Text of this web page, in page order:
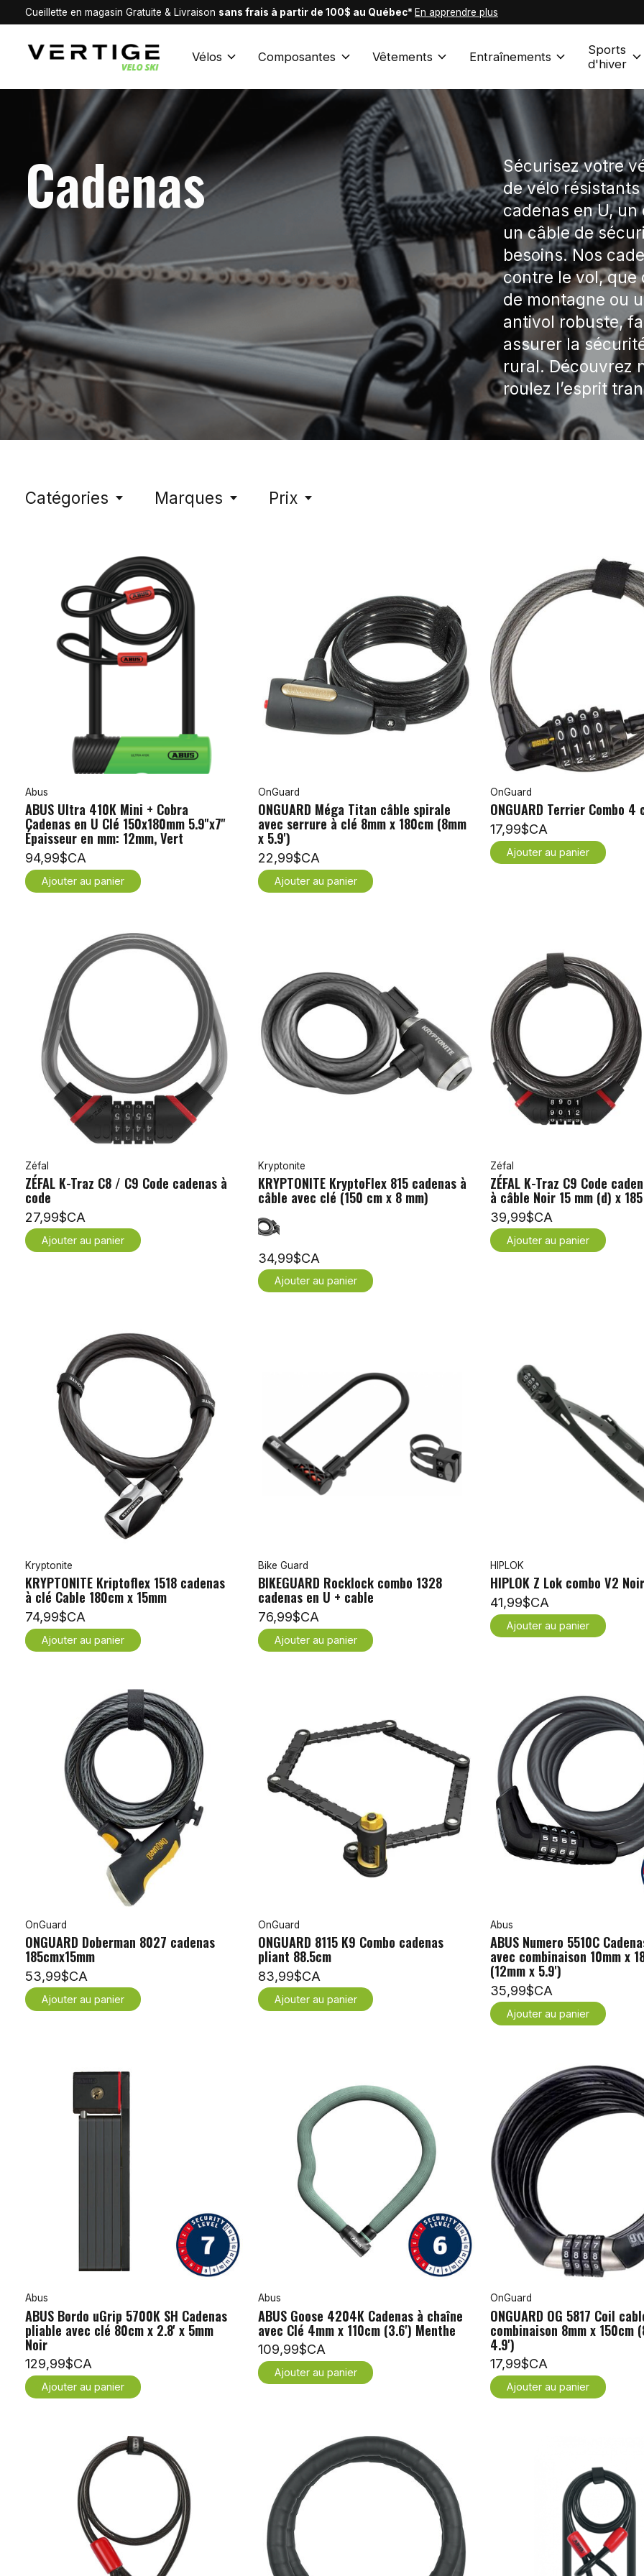
Cueillette en magasin Gratuite & Livraison sans frais à partir de 100$ au Québec* En apprendre plus
Vélos Composantes Vêtements Entraînements
Sports
d'hiver
Cadenas
Sécurisez votre
de vélo
cadenas en U,
un câble de
besoins. Nos
contre le vol, que
de montagne ou
antivol robuste,
assurer la
rural. Découvrez
roulez l’esprit
Catégories Marques Prix
Abus
ABUS Ultra 410K Mini + Cobra
Cadenas en U Clé 150x180mm 5.9''x7''
Épaisseur en mm: 12mm, Vert
94,99$CA
Ajouter au panier
OnGuard
ONGUARD Méga Titan câble spirale
avec serrure à clé 8mm x 180cm (8mm
x 5.9')
22,99$CA
Ajouter au panier
OnGuard
ONGUARD Terrier Combo 4
17,99$CA
Ajouter au panier
Zéfal
ZÉFAL K-Traz C8 / C9 Code cadenas à
code
27,99$CA
Ajouter au panier
Kryptonite
KRYPTONITE KryptoFlex 815 cadenas à
câble avec clé (150 cm x 8 mm)
34,99$CA
Ajouter au panier
Zéfal
ZÉFAL K-Traz C9 Code
à câble Noir 15 mm (d) x
39,99$CA
Ajouter au panier
Kryptonite
KRYPTONITE Kriptoflex 1518 cadenas
à clé Cable 180cm x 15mm
74,99$CA
Ajouter au panier
Bike Guard
BIKEGUARD Rocklock combo 1328
cadenas en U + cable
76,99$CA
Ajouter au panier
HIPLOK
HIPLOK Z Lok combo V2
41,99$CA
Ajouter au panier
OnGuard
ONGUARD Doberman 8027 cadenas
185cmx15mm
53,99$CA
Ajouter au panier
OnGuard
ONGUARD 8115 K9 Combo cadenas
pliant 88.5cm
83,99$CA
Ajouter au panier
Abus
ABUS Numero 5510C
avec combinaison 10mm x
(12mm x 5.9')
35,99$CA
Ajouter au panier
Abus
ABUS Bordo uGrip 5700K SH Cadenas
pliable avec clé 80cm x 2.8' x 5mm
Noir
129,99$CA
Ajouter au panier
Abus
ABUS Goose 4204K Cadenas à chaîne
avec Clé 4mm x 110cm (3.6') Menthe
109,99$CA
Ajouter au panier
OnGuard
ONGUARD OG 5817 Coil
combinaison 8mm x 150cm
4.9')
17,99$CA
Ajouter au panier